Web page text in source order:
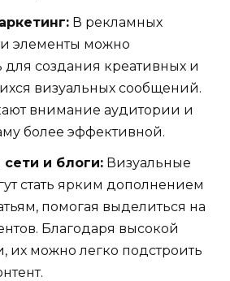
В рекламных
элементы можно
для создания креативных и
визуальных сообщений.
внимание аудитории и
более эффективной.
и блоги: Визуальные
стать ярким дополнением
помогая выделиться на
Благодаря высокой
их можно легко подстроить